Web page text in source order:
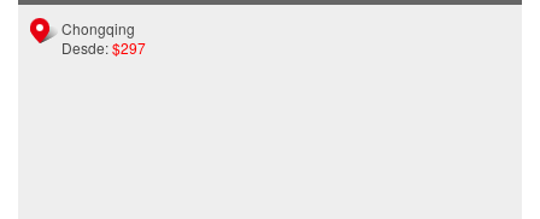
Chongqing
Desde:$297